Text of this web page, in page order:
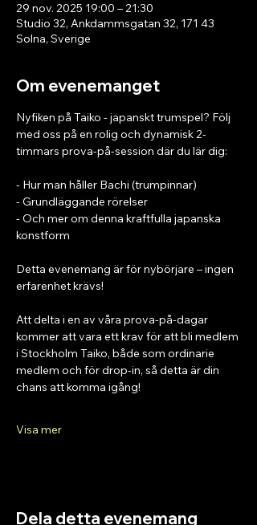
29 nov. 2025 19:00 – 21:30
Studio 32, Ankdammsgatan 32, 171 43
Solna, Sverige
Om evenemanget
Nyfiken på Taiko - japanskt trumspel? Följ
med oss på en rolig och dynamisk 2-
timmars prova-på-session där du lär dig:
- Hur man håller Bachi (trumpinnar)
- Grundläggande rörelser
- Och mer om denna kraftfulla japanska
konstform
Detta evenemang är för nybörjare – ingen
erfarenhet krävs!
Att delta i en av våra prova-på-dagar
kommer att vara ett krav för att bli medlem
i Stockholm Taiko, både som ordinarie
medlem och för drop-in, så detta är din
chans att komma igång!
Visa mer
Dela detta evenemang